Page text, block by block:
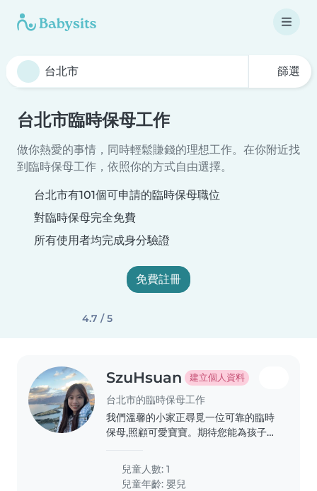
篩選
台北市臨時保母工作
做你熱愛的事情，同時輕鬆賺錢的理想工作。在你附近找
到臨時保母工作，依照你的方式自由選擇。
台北市有101個可申請的臨時保母職位
對臨時保母完全免費
所有使用者均完成身分驗證
免費註冊
4.7 / 5
SzuHsuan 建立個人資料
台北市的臨時保母工作
我們溫馨的小家正尋覓一位可靠的臨時
保母,照顧可愛寶寶。期待您能為孩子帶
求,有短期旅遊的可能
兒童人數: 1
兒童年齡:嬰兒